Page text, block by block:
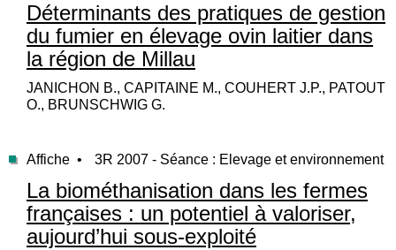
Déterminants des pratiques de gestion
du fumier en élevage ovin laitier dans
la région de Millau
JANICHON B., CAPITAINE M., COUHERT J.P., PATOUT
O., BRUNSCHWIG G.
Affiche • 3R 2007 - Séance : Elevage et environnement
La biométhanisation dans les fermes
françaises : un potentiel à valoriser,
aujourd’hui sous-exploité